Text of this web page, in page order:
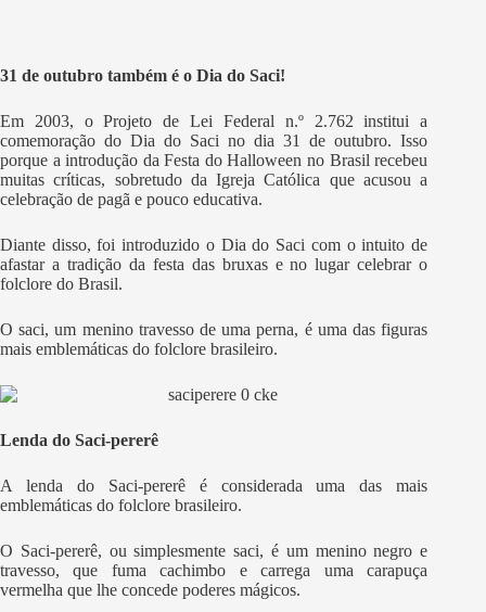
31 de outubro também é o Dia do Saci!
Em 2003, o Projeto de Lei Federal n.º 2.762 institui a
comemoração do Dia do Saci no dia 31 de outubro. Isso
porque a introdução da Festa do Halloween no Brasil recebeu
muitas críticas, sobretudo da Igreja Católica que acusou a
celebração de pagã e pouco educativa.
Diante disso, foi introduzido o Dia do Saci com o intuito de
afastar a tradição da festa das bruxas e no lugar celebrar o
folclore do Brasil.
O saci, um menino travesso de uma perna, é uma das figuras
mais emblemáticas do folclore brasileiro.
Lenda do Saci-pererê
A lenda do Saci-pererê é considerada uma das mais
emblemáticas do folclore brasileiro.
O Saci-pererê, ou simplesmente saci, é um menino negro e
travesso, que fuma cachimbo e carrega uma carapuça
vermelha que lhe concede poderes mágicos.